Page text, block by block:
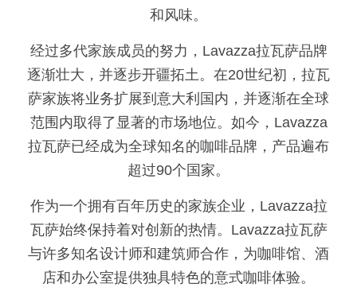
和风味。
经过多代家族成员的努力，Lavazza拉瓦萨品牌
逐渐壮大，并逐步开疆拓土。在20世纪初，拉瓦
萨家族将业务扩展到意大利国内，并逐渐在全球
范围内取得了显著的市场地位。如今，Lavazza
拉瓦萨已经成为全球知名的咖啡品牌，产品遍布
超过90个国家。
作为一个拥有百年历史的家族企业，Lavazza拉
瓦萨始终保持着对创新的热情。Lavazza拉瓦萨
与许多知名设计师和建筑师合作，为咖啡馆、酒
店和办公室提供独具特色的意式咖啡体验。